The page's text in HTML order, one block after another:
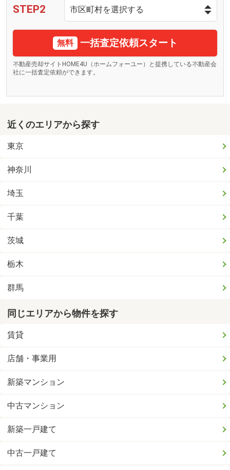
STEP2
無料 一括査定依頼スタート
不動産売却サイトHOME4U（ホームフォーユー）と提携している不動産会
社に一括査定依頼ができます。
近くのエリアから探す
東京
神奈川
埼玉
千葉
茨城
栃木
群馬
同じエリアから物件を探す
賃貸
店舗・事業用
新築マンション
中古マンション
新築一戸建て
中古一戸建て